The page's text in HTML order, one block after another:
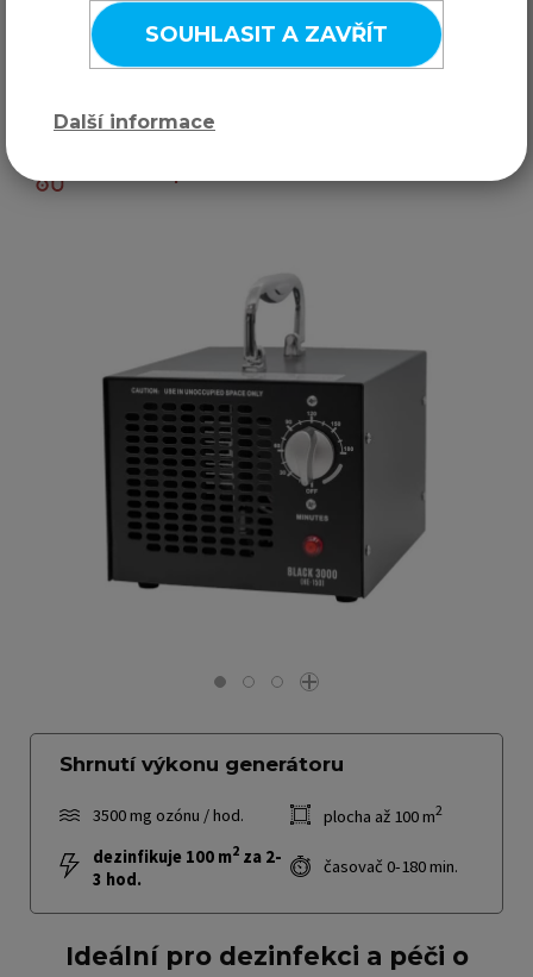
Nedostupné
splatností
Shrnutí výkonu generátoru
3500 mg ozónu / hod. plocha až 100 m2
dezinfikuje 100 m2 za 2-
3 hod.
časovač 0-180 min.
Ideální pro dezinfekci a péči o
SOUHLASIT A ZAVŘÍT
Další informace